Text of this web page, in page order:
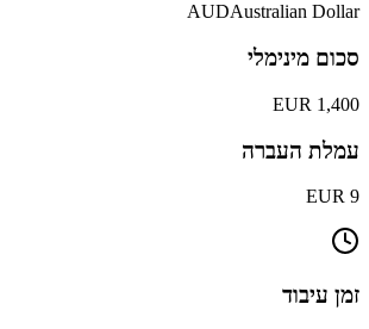
AUDAustralian Dollar
סכום מינימלי
1,400 EUR
עמלת העברה
9 EUR
זמן עיבוד